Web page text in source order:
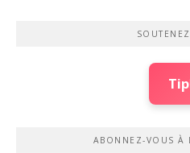
ABONNEZ-VOUS À